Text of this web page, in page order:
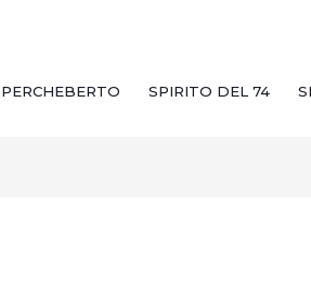
PERCHEBERTO SPIRITO DEL 74